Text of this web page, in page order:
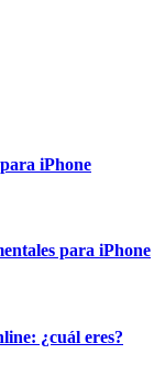
iPhone
para iPhone
¿cuál eres?